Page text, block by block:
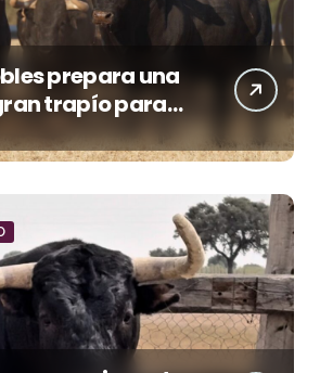
prepara una
trapío para
de Víctor Puerto
(Vídeo)